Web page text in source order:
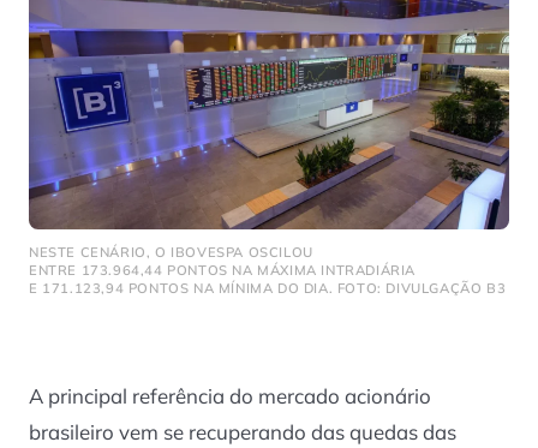
NESTE CENÁRIO, O IBOVESPA OSCILOU
ENTRE 173.964,44 PONTOS NA MÁXIMA INTRADIÁRIA
E 171.123,94 PONTOS NA MÍNIMA DO DIA. FOTO: DIVULGAÇÃO B3
A principal referência do mercado acionário
brasileiro vem se recuperando das quedas das